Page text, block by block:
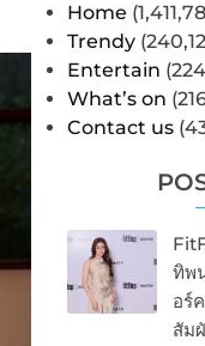
Home
Trendy
Entertain
What’s on
Contact us
ทิพ
อร์
สัม